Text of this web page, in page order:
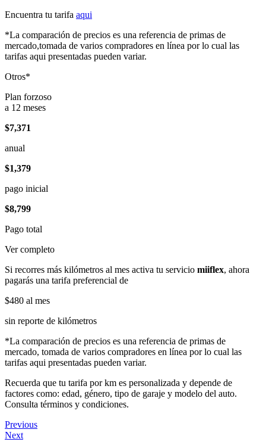
Encuentra tu tarifa aqui
*La comparación de precios es una referencia de primas de
mercado,tomada de varios compradores en línea por lo cual las
tarifas aqui presentadas pueden variar.
Otros*
Plan forzoso
a 12 meses
$7,371
anual
$1,379
pago inicial
$8,799
Pago total
Ver completo
Si recorres más kilómetros al mes activa tu servicio miiflex, ahora
pagarás una tarifa preferencial de
$480 al mes
sin reporte de kilómetros
*La comparación de precios es una referencia de primas de
mercado, tomada de varios compradores en línea por lo cual las
tarifas aqui presentadas pueden variar.
Recuerda que tu tarifa por km es personalizada y depende de
factores como: edad, género, tipo de garaje y modelo del auto.
Consulta términos y condiciones.
Previous
Next